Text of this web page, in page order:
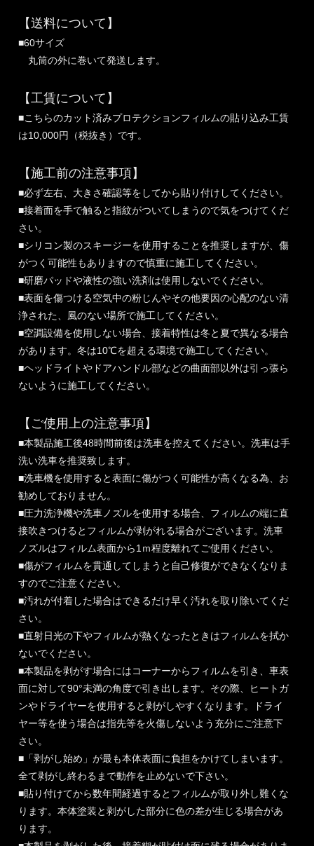
【送料について】
■60サイズ
丸筒の外に巻いて発送します。
【工賃について】
■こちらのカット済みプロテクションフィルムの貼り込み工賃
は10,000円（税抜き）です。
【施工前の注意事項】
■必ず左右、大きさ確認等をしてから貼り付けしてください。
■接着面を手で触ると指紋がついてしまうので気をつけてくだ
さい。
■シリコン製のスキージーを使用することを推奨しますが、傷
がつく可能性もありますので慎重に施工してください。
■研磨パッドや液性の強い洗剤は使用しないでください。
■表面を傷つける空気中の粉じんやその他要因の心配のない清
浄された、風のない場所で施工してください。
■空調設備を使用しない場合、接着特性は冬と夏で異なる場合
があります。冬は10℃を超える環境で施工してください。
■ヘッドライトやドアハンドル部などの曲面部以外は引っ張ら
ないように施工してください。
【ご使用上の注意事項】
■本製品施工後48時間前後は洗車を控えてください。洗車は手
洗い洗車を推奨致します。
■洗車機を使用すると表面に傷がつく可能性が高くなる為、お
勧めしておりません。
■圧力洗浄機や洗車ノズルを使用する場合、フィルムの端に直
接吹きつけるとフィルムが剥がれる場合がございます。洗車
ノズルはフィルム表面から1ｍ程度離れてご使用ください。
■傷がフィルムを貫通してしまうと自己修復ができなくなりま
すのでご注意ください。
■汚れが付着した場合はできるだけ早く汚れを取り除いてくだ
さい。
■直射日光の下やフィルムが熱くなったときはフィルムを拭か
ないでください。
■本製品を剥がす場合にはコーナーからフィルムを引き、車表
面に対して90°未満の角度で引き出します。その際、ヒートガ
ンやドライヤーを使用すると剥がしやすくなります。ドライ
ヤー等を使う場合は指先等を火傷しないよう充分にご注意下
さい。
■「剥がし始め」が最も本体表面に負担をかけてしまいます。
全て剥がし終わるまで動作を止めないで下さい。
■貼り付けてから数年間経過するとフィルムが取り外し難くな
ります。本体塗装と剥がした部分に色の差が生じる場合があ
ります。